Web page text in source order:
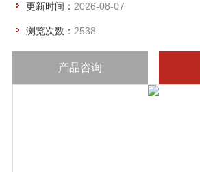
更新时间： 2026-08-07
浏览次数： 2538
产品咨询